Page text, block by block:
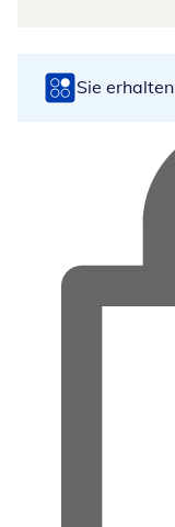
Sie erhalten